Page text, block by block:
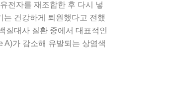
전자를 재조합한 후 다시 넣
는 건강하게 퇴원했다고 전했
질대사 질환 중에서 대표적인
A)가 감소해 유발되는 상염색